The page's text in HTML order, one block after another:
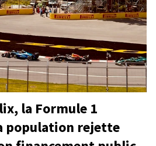
la Formule 1
population rejette